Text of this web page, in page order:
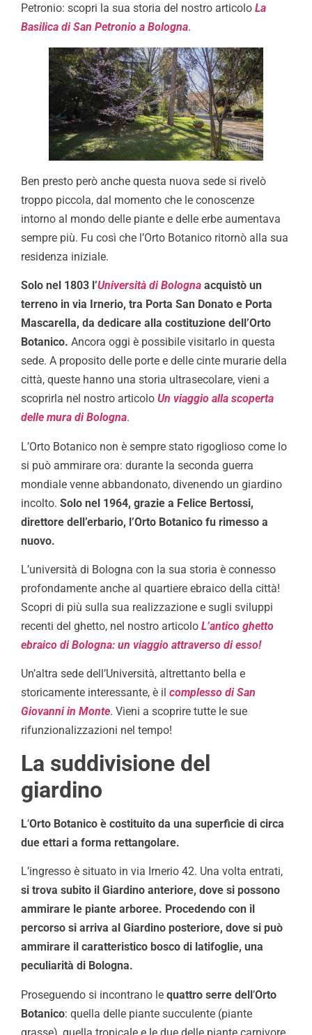
Petronio: scopri la sua storia del nostro articolo La
Basilica di San Petronio a Bologna.
Ben presto però anche questa nuova sede si rivelò
troppo piccola, dal momento che le conoscenze
intorno al mondo delle piante e delle erbe aumentava
sempre più. Fu così che l’Orto Botanico ritornò alla sua
residenza iniziale.
Solo nel 1803 l’Università di Bologna acquistò un
terreno in via Irnerio, tra Porta San Donato e Porta
Mascarella, da dedicare alla costituzione dell’Orto
Botanico. Ancora oggi è possibile visitarlo in questa
sede. A proposito delle porte e delle cinte murarie della
città, queste hanno una storia ultrasecolare, vieni a
scoprirla nel nostro articolo Un viaggio alla scoperta
delle mura di Bologna.
L’Orto Botanico non è sempre stato rigoglioso come lo
si può ammirare ora: durante la seconda guerra
mondiale venne abbandonato, divenendo un giardino
incolto. Solo nel 1964, grazie a Felice Bertossi,
direttore dell’erbario, l’Orto Botanico fu rimesso a
nuovo.
L’università di Bologna con la sua storia è connesso
profondamente anche al quartiere ebraico della città!
Scopri di più sulla sua realizzazione e sugli sviluppi
recenti del ghetto, nel nostro articolo L’antico ghetto
ebraico di Bologna: un viaggio attraverso di esso!
Un’altra sede dell’Università, altrettanto bella e
storicamente interessante, è il complesso di San
Giovanni in Monte. Vieni a scoprire tutte le sue
rifunzionalizzazioni nel tempo!
La suddivisione del
giardino
L’Orto Botanico è costituito da una superficie di circa
due ettari a forma rettangolare.
L’ingresso è situato in via Irnerio 42. Una volta entrati,
si trova subito il Giardino anteriore, dove si possono
ammirare le piante arboree. Procedendo con il
percorso si arriva al Giardino posteriore, dove si può
ammirare il caratteristico bosco di latifoglie, una
peculiarità di Bologna.
Proseguendo si incontrano le quattro serre dell’Orto
Botanico: quella delle piante succulente (piante
grasse), quella tropicale e le due delle piante carnivore.